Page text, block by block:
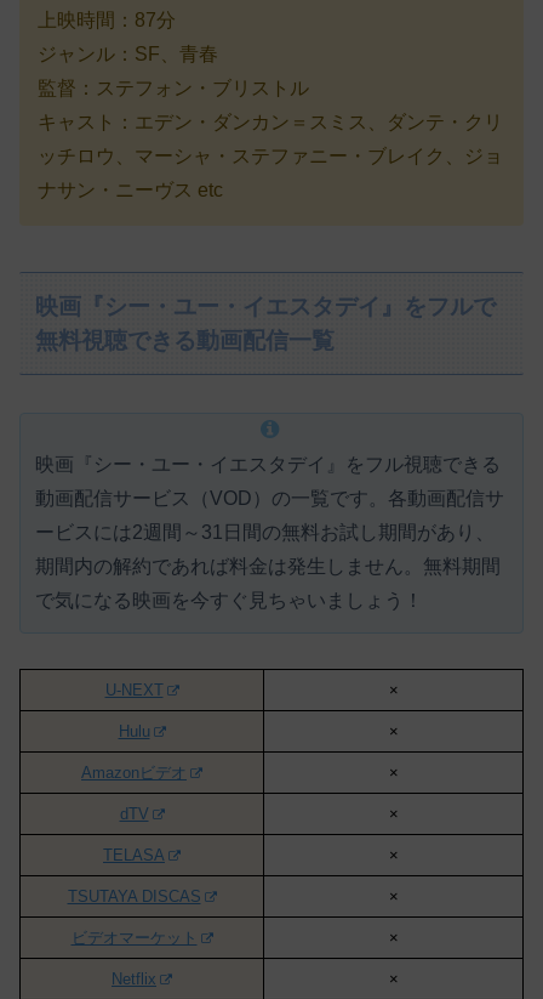
上映時間：87分
ジャンル：SF、青春
監督：ステフォン・ブリストル
キャスト：エデン・ダンカン＝スミス、ダンテ・クリ
ッチロウ、マーシャ・ステファニー・ブレイク、ジョ
ナサン・ニーヴス etc
映画『シー・ユー・イエスタデイ』をフルで
無料視聴できる動画配信一覧
映画『シー・ユー・イエスタデイ』をフル視聴できる
動画配信サービス（VOD）の一覧です。各動画配信サ
ービスには2週間～31日間の無料お試し期間があり、
期間内の解約であれば料金は発生しません。 無料期間
で気になる映画を今すぐ見ちゃいましょう！
U-NEXT ×
Hulu ×
Amazonビデオ ×
dTV ×
TELASA ×
TSUTAYA DISCAS ×
ビデオマーケット ×
Netflix ×